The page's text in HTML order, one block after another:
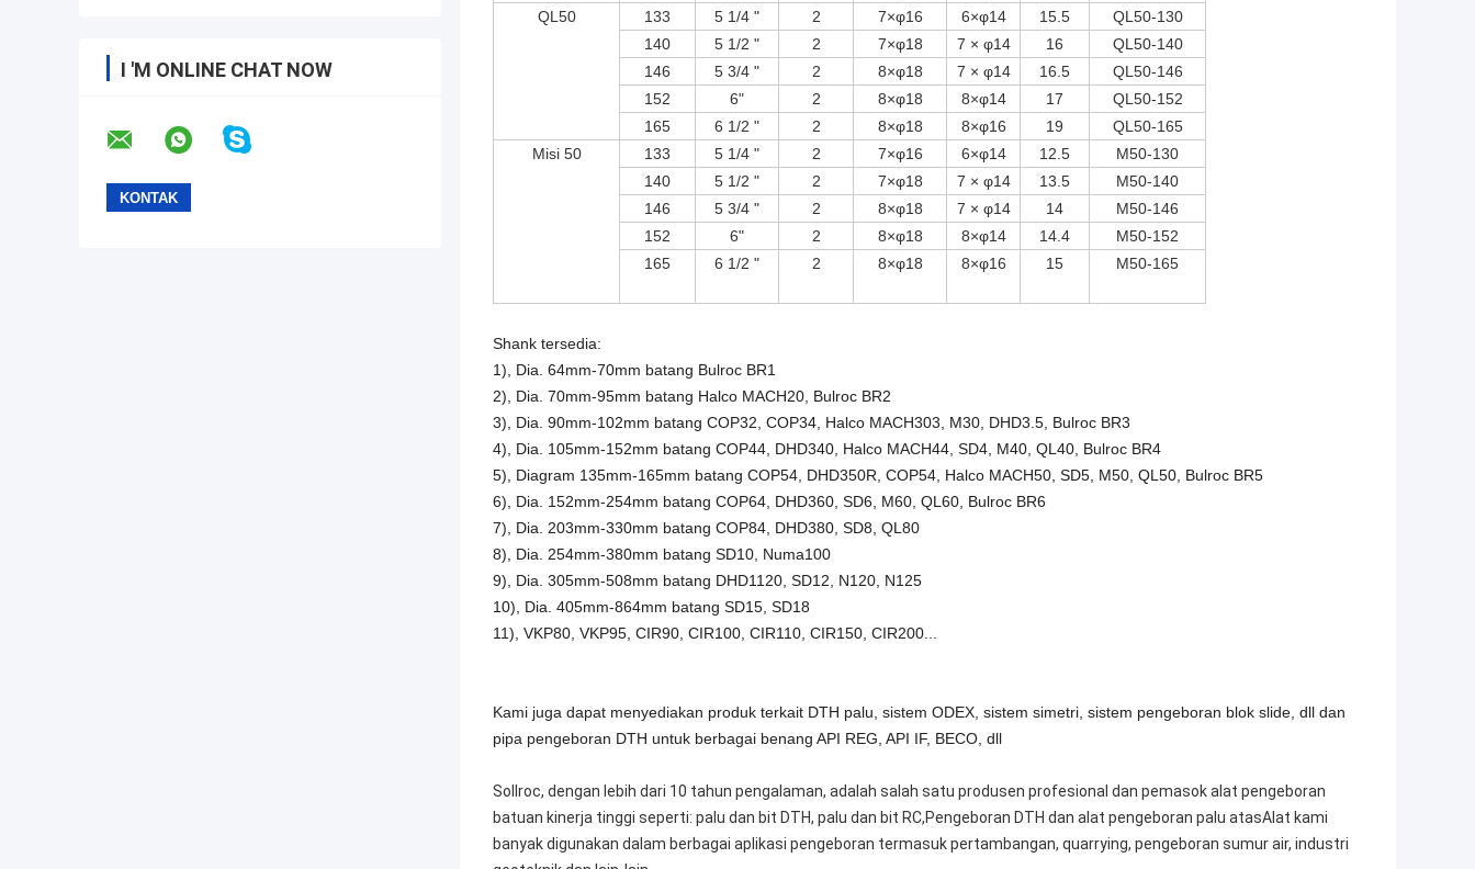
I 'M ONLINE CHAT NOW
QL50
133 5 1/4 " 2 7×φ16 6×φ14 15.5
QL50-130
140
5 1/2 " 2 7×φ18 7 × φ14 16
QL50-140
146
5 3/4 " 2 8×φ18 7 × φ14 16.5
QL50-146
152
6" 2 8×φ18 8×φ14 17
QL50-152
165
6 1/2 " 2 8×φ18 8×φ16 19
QL50-165
Misi 50
133 5 1/4 " 2 7×φ16 6×φ14 12.5
M50-130
140
5 1/2 " 2 7×φ18 7 × φ14 13.5
M50-140
146
5 3/4 " 2 8×φ18 7 × φ14 14
M50-146
152
6" 2 8×φ18 8×φ14 14.4
M50-152
165
6 1/2 " 2 8×φ18 8×φ16 15 M50-165
Shank tersedia:
1), Dia. 64mm-70mm batang Bulroc BR1
2), Dia. 70mm-95mm batang Halco MACH20, Bulroc BR2
3), Dia. 90mm-102mm batang COP32, COP34, Halco MACH303, M30, DHD3.5, Bulroc BR3
4), Dia. 105mm-152mm batang COP44, DHD340, Halco MACH44, SD4, M40, QL40, Bulroc BR4
5), Diagram 135mm-165mm batang COP54, DHD350R, COP54, Halco MACH50, SD5, M50, QL50, Bulroc BR5
6), Dia. 152mm-254mm batang COP64, DHD360, SD6, M60, QL60, Bulroc BR6
7), Dia. 203mm-330mm batang COP84, DHD380, SD8, QL80
8), Dia. 254mm-380mm batang SD10, Numa100
9), Dia. 305mm-508mm batang DHD1120, SD12, N120, N125
10), Dia. 405mm-864mm batang SD15, SD18
11), VKP80, VKP95, CIR90, CIR100, CIR110, CIR150, CIR200...
Kami juga dapat menyediakan produk terkait DTH palu, sistem ODEX, sistem simetri, sistem pengeboran blok slide, dll dan
pipa pengeboran DTH untuk berbagai benang API REG, API IF, BECO, dll
Sollroc, dengan lebih dari 10 tahun pengalaman, adalah salah satu produsen profesional dan pemasok alat pengeboran
batuan kinerja tinggi seperti: palu dan bit DTH, palu dan bit RC,Pengeboran DTH dan alat pengeboran palu atasAlat kami
banyak digunakan dalam berbagai aplikasi pengeboran termasuk pertambangan, quarrying, pengeboran sumur air, industri